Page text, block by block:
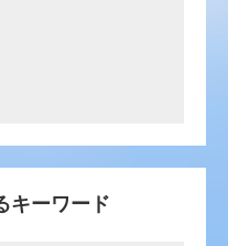
キーワード